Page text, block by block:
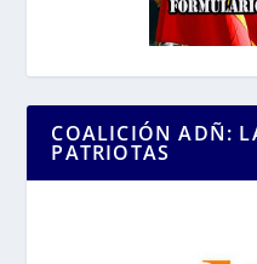
COALICIÓN ADÑ:
PATRIOTAS